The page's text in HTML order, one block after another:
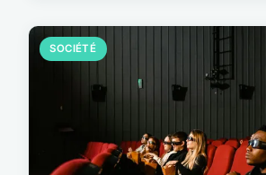
SOCIÉTÉ